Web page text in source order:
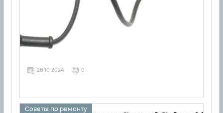
28 10 2024 0
Советы по ремонту